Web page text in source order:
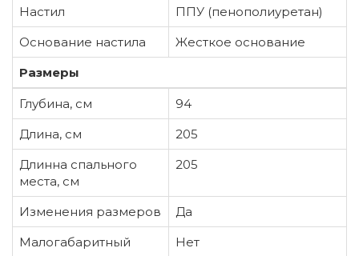
Настил
ППУ (пенополиуретан)
Основание настила
Жесткое основание
Размеры
Глубина, см
94
Длина, см
205
Длинна спального
места, см
205
Изменения размеров
Да
Малогабаритный
Нет